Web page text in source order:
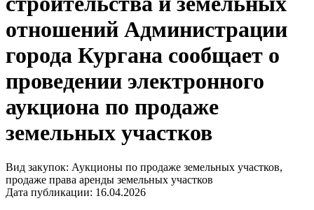
отношений Администрации
города Кургана сообщает о
проведении электронного
аукциона по продаже
земельных участков
Вид закупок: Аукционы по продаже земельных участков,
продаже права аренды земельных участков
Дата публикации: 16.04.2026